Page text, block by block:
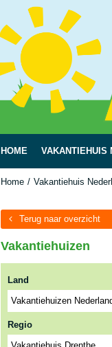
HOME VAKANTIEHUIS
Home Vakantiehuis
Terug naar overzicht
Vakantiehuizen
Land
Regio